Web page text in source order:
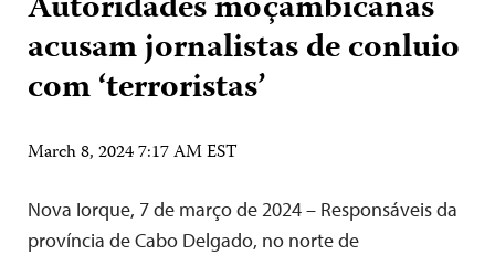
acusam jornalistas de conluio
com ‘terroristas’
March 8, 2024 7:17 AM EST
Nova Iorque, 7 de março de 2024 – Responsáveis da
província de Cabo Delgado, no norte de